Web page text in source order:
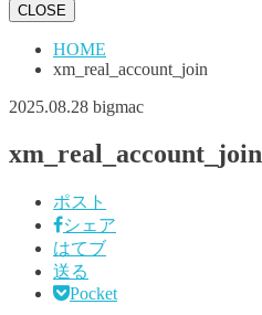
CLOSE
HOME
xm_real_account_join
2025.08.28 bigmac
xm_real_account_join
ポスト
シェア
はてブ
送る
Pocket